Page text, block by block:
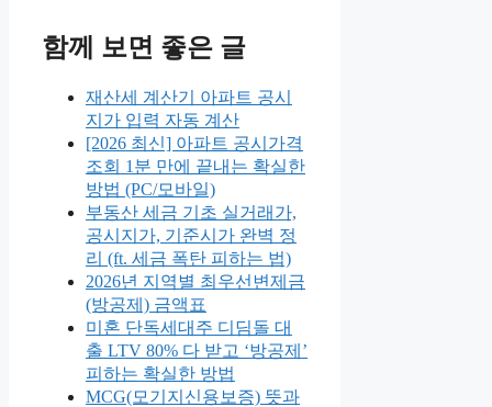
함께 보면 좋은 글
재산세 계산기 아파트 공시
지가 입력 자동 계산
[2026 최신] 아파트 공시가격
조회 1분 만에 끝내는 확실한
방법 (PC/모바일)
부동산 세금 기초 실거래가,
공시지가, 기준시가 완벽 정
리 (ft. 세금 폭탄 피하는 법)
2026년 지역별 최우선변제금
(방공제) 금액표
미혼 단독세대주 디딤돌 대
출 LTV 80% 다 받고 ‘방공제’
피하는 확실한 방법
MCG(모기지신용보증) 뜻과